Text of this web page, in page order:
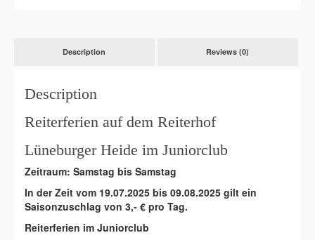
Description Reviews (0)
Description
Reiterferien auf dem Reiterhof
Lüneburger Heide im Juniorclub
Zeitraum: Samstag bis Samstag
In der Zeit vom 19.07.2025 bis 09.08.2025 gilt ein
Saisonzuschlag von 3,- € pro Tag.
Reiterferien im Juniorclub